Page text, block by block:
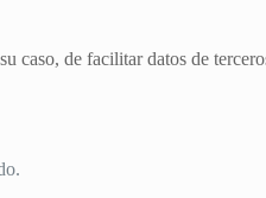
caso, de facilitar datos de